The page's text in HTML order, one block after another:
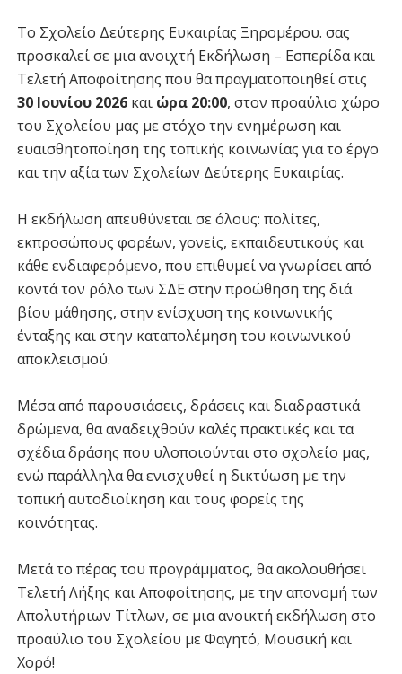
Το Σχολείο Δεύτερης Ευκαιρίας Ξηρομέρου. σας
προσκαλεί σε μια ανοιχτή Εκδήλωση – Εσπερίδα και
Τελετή Αποφοίτησης που θα πραγματοποιηθεί στις
30 Ιουνίου 2026καιώρα 20:00, στον προαύλιο χώρο
του Σχολείου μας με στόχο την ενημέρωση και
ευαισθητοποίηση της τοπικής κοινωνίας για το έργο
και την αξία των Σχολείων Δεύτερης Ευκαιρίας.
Η εκδήλωση απευθύνεται σε όλους: πολίτες,
εκπροσώπους φορέων, γονείς, εκπαιδευτικούς και
κάθε ενδιαφερόμενο, που επιθυμεί να γνωρίσει από
κοντά τον ρόλο των ΣΔΕ στην προώθηση της διά
βίου μάθησης, στην ενίσχυση της κοινωνικής
ένταξης και στην καταπολέμηση του κοινωνικού
αποκλεισμού.
Μέσα από παρουσιάσεις, δράσεις και διαδραστικά
δρώμενα, θα αναδειχθούν καλές πρακτικές και τα
σχέδια δράσης που υλοποιούνται στο σχολείο μας,
ενώ παράλληλα θα ενισχυθεί η δικτύωση με την
τοπική αυτοδιοίκηση και τους φορείς της
κοινότητας.
Μετά το πέρας του προγράμματος, θα ακολουθήσει
Τελετή Λήξης και Αποφοίτησης, με την απονομή των
Απολυτήριων Τίτλων, σε μια ανοικτή εκδήλωση στο
προαύλιο του Σχολείου με Φαγητό, Μουσική και
Χορό!